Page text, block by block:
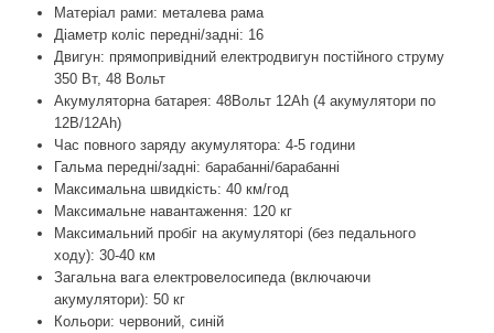
Матеріал рами: металева рама
Діаметр коліс передні/задні: 16
Двигун: прямопривідний електродвигун постійного струму
350 Вт, 48 Вольт
Акумуляторна батарея: 48Вольт 12Ah (4 акумулятори по
12В/12Ah)
Час повного заряду акумулятора: 4-5 години
Гальма передні/задні: барабанні/барабанні
Максимальна швидкість: 40 км/год
Максимальне навантаження: 120 кг
Максимальний пробіг на акумуляторі (без педального
ходу): 30-40 км
Загальна вага електровелосипеда (включаючи
акумулятори): 50 кг
Кольори: червоний, синій